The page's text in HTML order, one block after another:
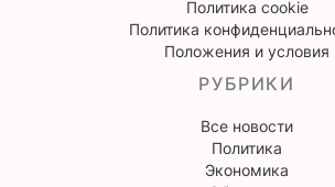
Политика cookie
Политика
Положения и условия
РУБРИКИ
Все новости
Политика
Экономика